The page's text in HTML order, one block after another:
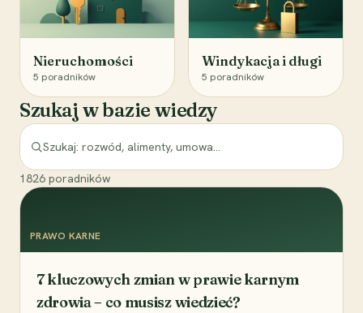
Nieruchomości
5 poradników
Windykacja i długi
5 poradników
Szukaj w bazie wiedzy
1826 poradników
PRAWO KARNE
7 kluczowych zmian w prawie karnym
zdrowia – co musisz wiedzieć?